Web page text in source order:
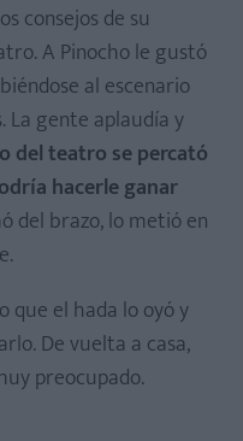
consejos de su
A Pinocho le gustó
al escenario
La gente aplaudía y
del teatro se percató
hacerle ganar
del brazo, lo metió en
que el hada lo oyó y
De vuelta a casa,
preocupado.